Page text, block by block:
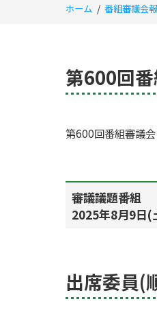
ホーム 番組審議会
第600回
第600回番組審議
審議議題番組
2025年8月9日
出席委員(